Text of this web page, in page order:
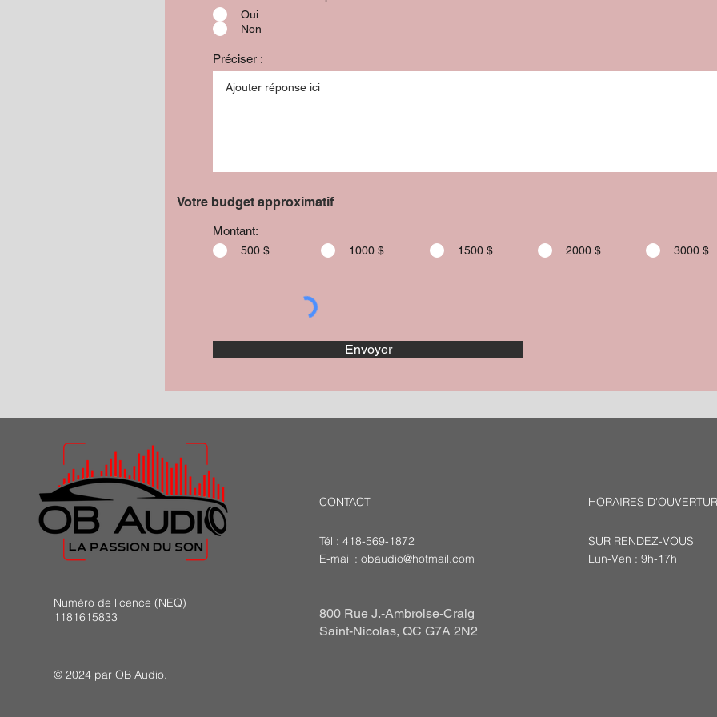
Oui
Non
Préciser :
Votre budget approximatif
Montant:
500 $ 1000 $ 1500 $ 2000 $ 3000 $
Envoyer
Numéro de licence (NEQ)
1181615833
© 2024 par OB Audio.
CONTACT
Tél : 418-569-1872
E-mail : obaudio@hotmail.com
800 Rue J.-Ambroise-Craig
Saint-Nicolas, QC G7A 2N2
HORAIRES
SUR RENDEZ-VOUS
Lun-Ven : 9h-17h